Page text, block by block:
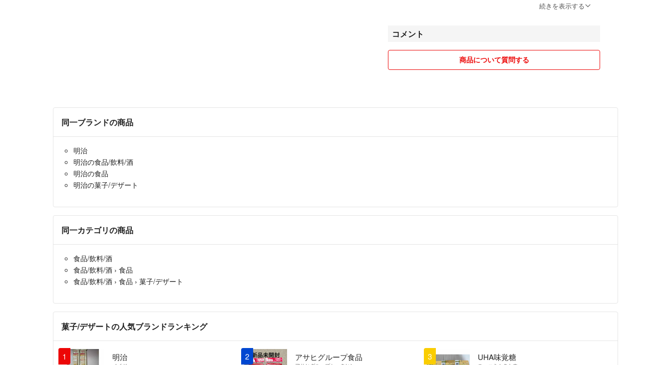
ていませんが、なぜ、開封済みだと思われたのか分かりません。
☔3/5の悪い評価について☔
他の購入者様にも同様の発送をしているので、このような評価で残念
続きを表示する
コメント
商品について質問する
同一ブランドの商品
明治
明治の食品/飲料/酒
明治の食品
明治の菓子/デザート
同一カテゴリの商品
食品/飲料/酒
食品/飲料/酒 › 食品
食品/飲料/酒 › 食品 › 菓子/デザート
菓子/デザートの人気ブランドランキング
1 明治 2 アサヒグループ食品 3 UHA味覚糖